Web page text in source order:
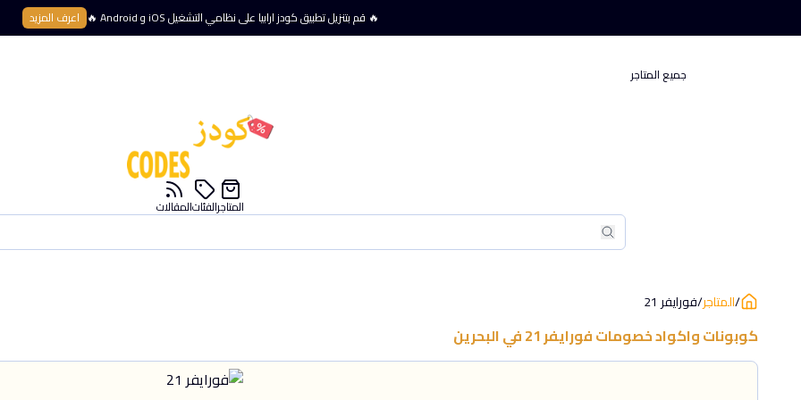
🔥 قم بتنزيل تطبيق كودز ارابيا على نظامي التشغيل iOS و Android 🔥 اعرف المزيد
جميع المتاجر
بحث
بحث
المتاجرالفئاتالمقالات
/المتاجر/فورايفر 21
كوبونات واكواد خصوماتفورايفر 21 فيالبحرين